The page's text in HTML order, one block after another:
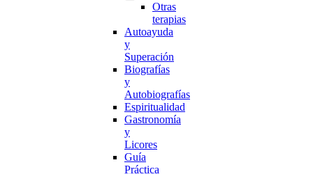
Otras
terapias
Autoayuda
y
Superación
Biografías
y
Autobiografías
Espiritualidad
Gastronomía
y
Licores
Guía
Práctica